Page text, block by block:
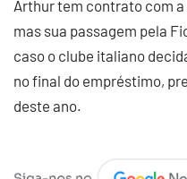
Arthur tem contrato com
mas sua passagem pela
caso o clube italiano
no final do empréstimo,
deste ano.